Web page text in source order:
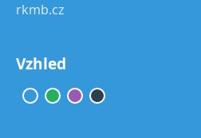
rkmb.cz
Vzhled